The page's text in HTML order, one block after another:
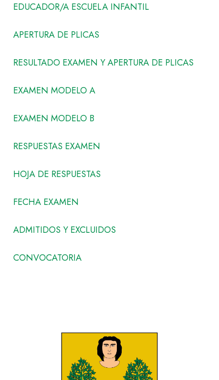
EDUCADOR/A ESCUELA INFANTIL
APERTURA DE PLICAS
RESULTADO EXAMEN Y APERTURA DE PLICAS
EXAMEN MODELO A
EXAMEN MODELO B
RESPUESTAS EXAMEN
HOJA DE RESPUESTAS
FECHA EXAMEN
ADMITIDOS Y EXCLUIDOS
CONVOCATORIA